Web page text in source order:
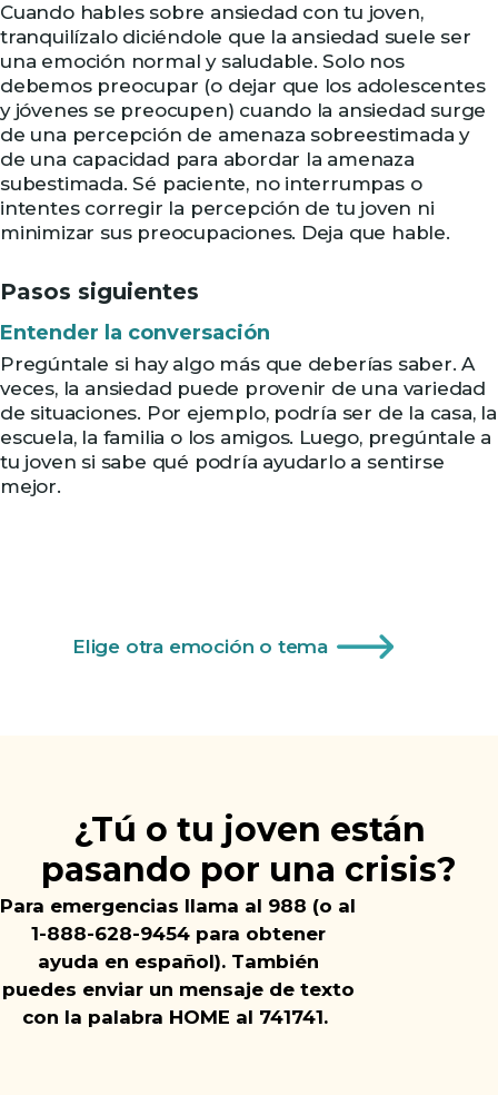
Cuando hables sobre ansiedad con tu joven,
tranquilízalo diciéndole que la ansiedad suele ser
una emoción normal y saludable. Solo nos
debemos preocupar (o dejar que los adolescentes
y jóvenes se preocupen) cuando la ansiedad surge
de una percepción de amenaza sobreestimada y
de una capacidad para abordar la amenaza
subestimada. Sé paciente, no interrumpas o
intentes corregir la percepción de tu joven ni
minimizar sus preocupaciones. Deja que hable.
Pasos siguientes
Entender la conversación
Pregúntale si hay algo más que deberías saber. A
veces, la ansiedad puede provenir de una variedad
de situaciones. Por ejemplo, podría ser de la casa, la
escuela, la familia o los amigos. Luego, pregúntale a
tu joven si sabe qué podría ayudarlo a sentirse
mejor.
Elige otra emoción o tema
¿Tú o tu joven están
pasando por una crisis?
Para emergencias llama al 988 (o al
1-888-628-9454 para obtener
ayuda en español). También
puedes enviar un mensaje de texto
con la palabra HOME al 741741.